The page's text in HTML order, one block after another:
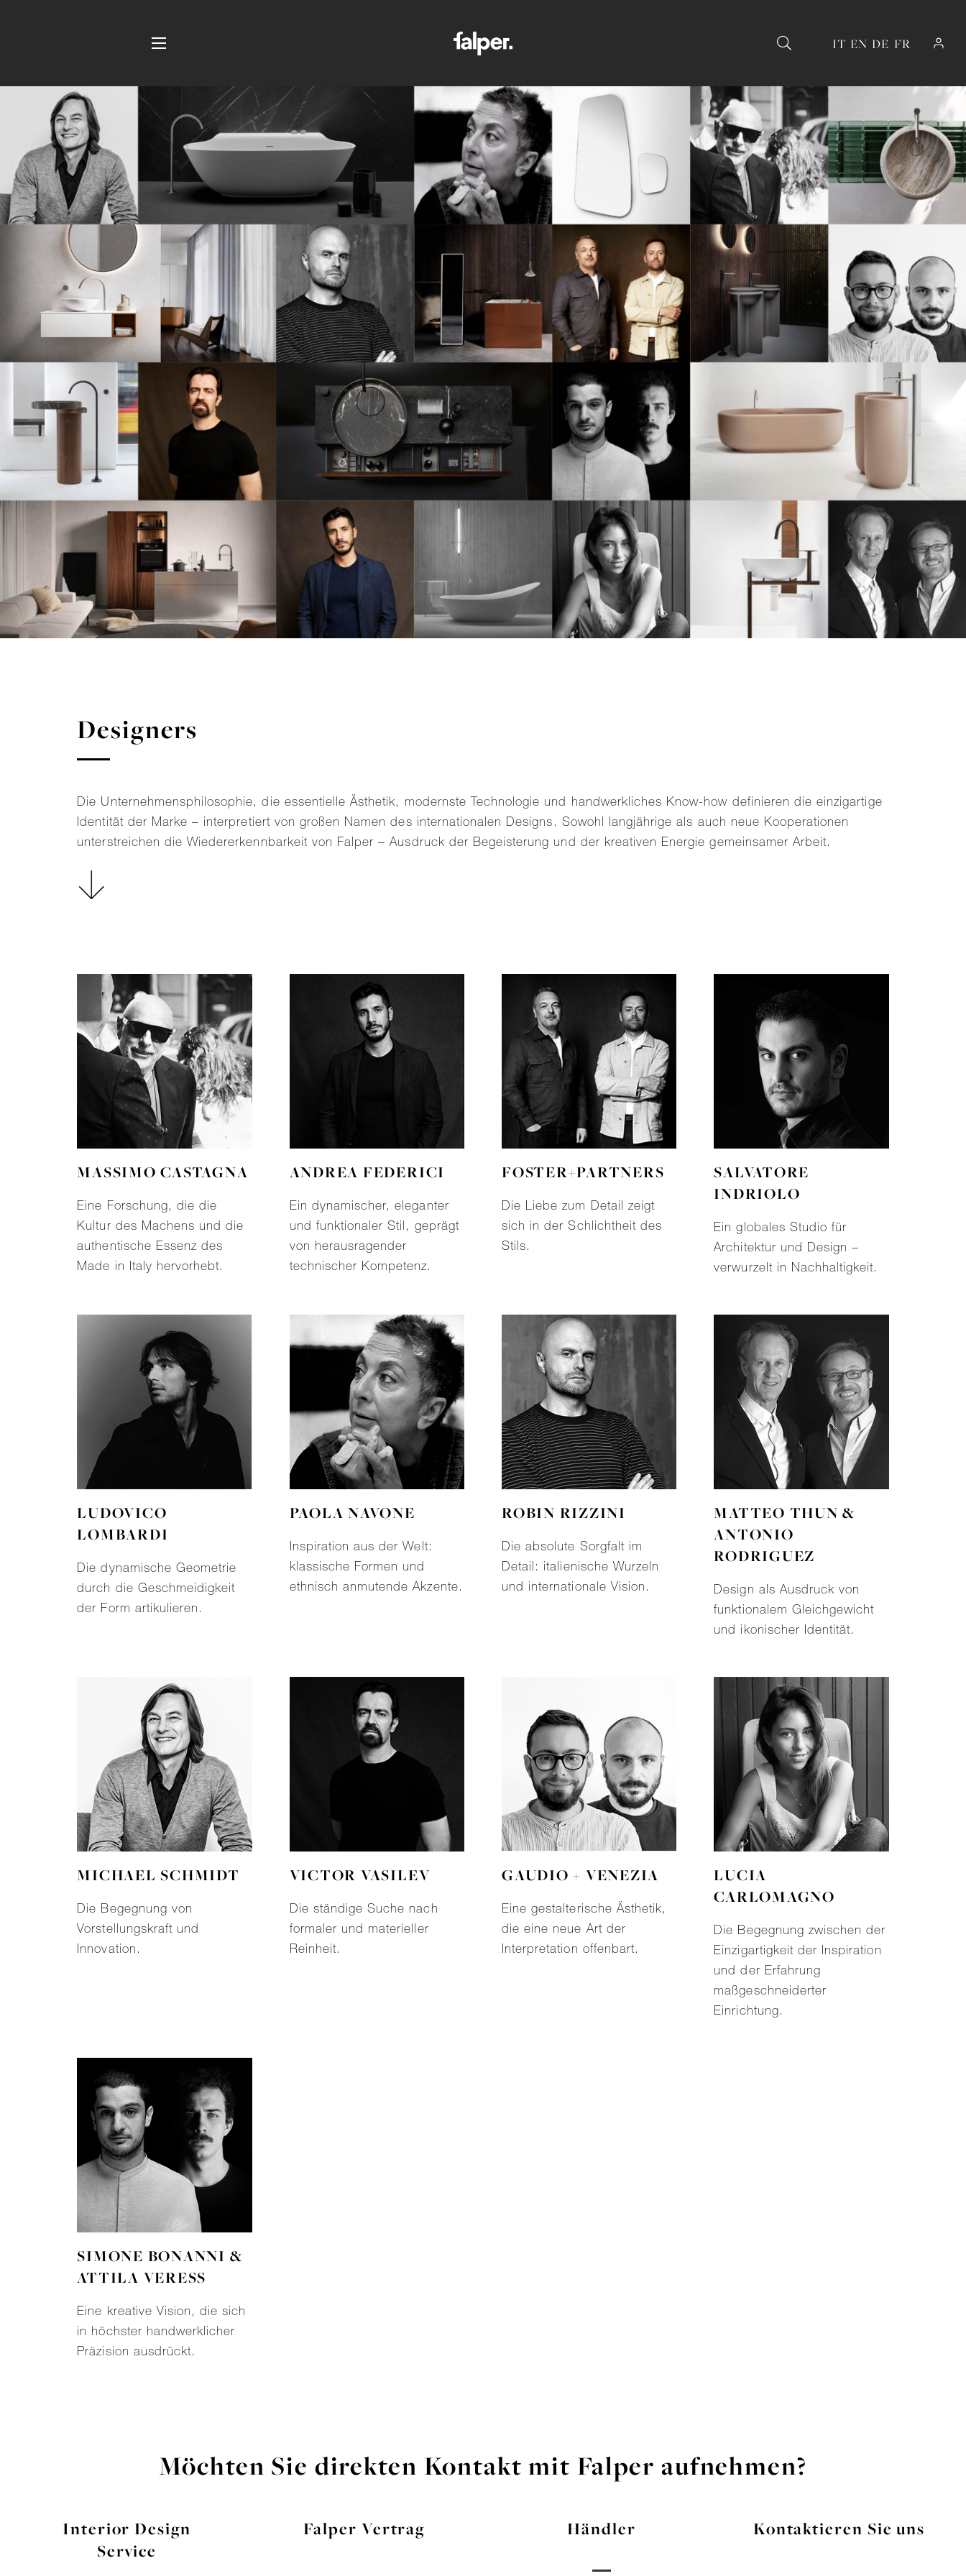
IT EN DE FR
Designers
Die Unternehmensphilosophie, die essentielle Ästhetik, modernste Technologie und handwerkliches Know-how definieren die einzigartige
Identität der Marke – interpretiert von großen Namen des internationalen Designs. Sowohl langjährige als auch neue Kooperationen
unterstreichen die Wiedererkennbarkeit von Falper – Ausdruck der Begeisterung und der kreativen Energie gemeinsamer Arbeit.
MASSIMO CASTAGNA
Eine Forschung, die die
Kultur des Machens und die
authentische Essenz des
Made in Italy hervorhebt.
ANDREA FEDERICI
Ein dynamischer, eleganter
und funktionaler Stil, geprägt
von herausragender
technischer Kompetenz.
FOSTER+PARTNERS
Die Liebe zum Detail zeigt
sich in der Schlichtheit des
Stils.
SALVATORE
INDRIOLO
Ein globales Studio für
Architektur und Design –
verwurzelt in Nachhaltigkeit.
LUDOVICO
LOMBARDI
Die dynamische Geometrie
durch die Geschmeidigkeit
der Form artikulieren.
PAOLA NAVONE
Inspiration aus der Welt:
klassische Formen und
ethnisch anmutende Akzente.
ROBIN RIZZINI
Die absolute Sorgfalt im
Detail: italienische Wurzeln
und internationale Vision.
MATTEO THUN &
ANTONIO
RODRIGUEZ
Design als Ausdruck von
funktionalem Gleichgewicht
und ikonischer Identität.
MICHAEL SCHMIDT
Die Begegnung von
Vorstellungskraft und
Innovation.
VICTOR VASILEV
Die ständige Suche nach
formaler und materieller
Reinheit.
GAUDIO + VENEZIA
Eine gestalterische Ästhetik,
die eine neue Art der
Interpretation offenbart.
LUCIA
CARLOMAGNO
Die Begegnung zwischen der
Einzigartigkeit der Inspiration
und der Erfahrung
maßgeschneiderter
Einrichtung.
SIMONE BONANNI &
ATTILA VERESS
Eine kreative Vision, die sich
in höchster handwerklicher
Präzision ausdrückt.
Möchten Sie direkten Kontakt mit Falper aufnehmen?
Interior Design
Service
Falper Vertrag Händler Kontaktieren Sie uns